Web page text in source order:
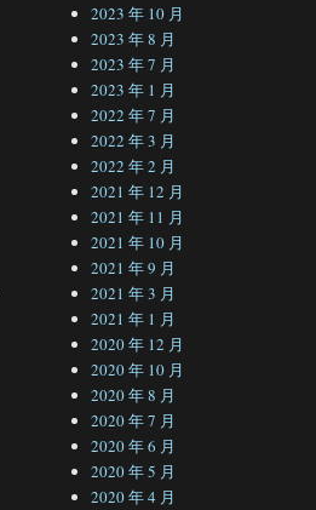
2023 年 10 月
2023 年 8 月
2023 年 7 月
2023 年 1 月
2022 年 7 月
2022 年 3 月
2022 年 2 月
2021 年 12 月
2021 年 11 月
2021 年 10 月
2021 年 9 月
2021 年 3 月
2021 年 1 月
2020 年 12 月
2020 年 10 月
2020 年 8 月
2020 年 7 月
2020 年 6 月
2020 年 5 月
2020 年 4 月